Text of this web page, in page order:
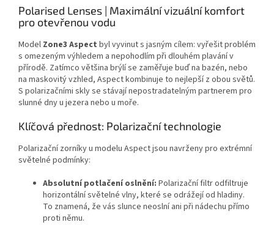
Polarised Lenses | Maximální vizuální komfort
pro otevřenou vodu
Model Zone3 Aspect byl vyvinut s jasným cílem: vyřešit problém
s omezeným výhledem a nepohodlím při dlouhém plavání v
přírodě. Zatímco většina brýlí se zaměřuje buď na bazén, nebo
na maskovitý vzhled, Aspect kombinuje to nejlepší z obou světů.
S polarizačními skly se stávají nepostradatelným partnerem pro
slunné dny u jezera nebo u moře.
Klíčová přednost: Polarizační technologie
Polarizační zorníky u modelu Aspect jsou navrženy pro extrémní
světelné podmínky:
Absolutní potlačení oslnění: Polarizační filtr odfiltruje
horizontální světelné vlny, které se odrážejí od hladiny.
To znamená, že vás slunce neoslní ani při nádechu přímo
proti němu.